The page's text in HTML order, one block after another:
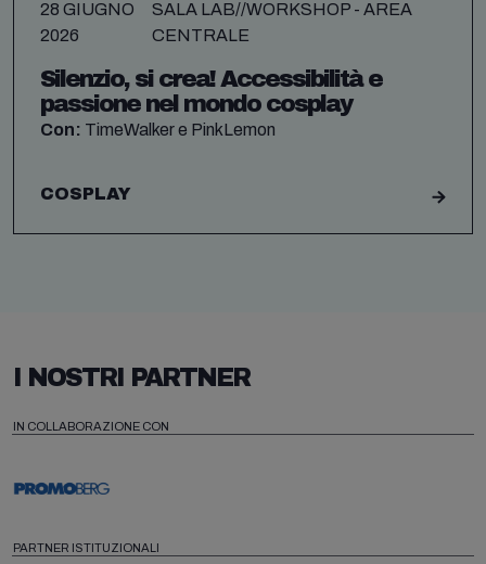
28 GIUGNO
2026
SALA LAB//WORKSHOP - AREA
CENTRALE
Silenzio, si crea! Accessibilità e
passione nel mondo cosplay
Con: TimeWalker e PinkLemon
COSPLAY
I NOSTRI PARTNER
IN COLLABORAZIONE CON
PARTNER ISTITUZIONALI